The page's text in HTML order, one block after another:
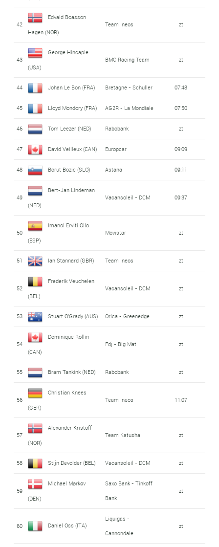
42
Edvald Boasson
Hagen (NOR)
Team Ineos zt
43
George Hincapie
(USA)
BMC Racing Team zt
44 Johan Le Bon (FRA) Bretagne - Schuller 07:48
45 Lloyd Mondory (FRA) AG2R - La Mondiale 07:50
46 Tom Leezer (NED) Rabobank zt
47 David Veilleux (CAN) Europcar 09:09
48 Borut Bozic (SLO) Astana 09:11
49
Bert-Jan Lindeman
(NED)
Vacansoleil - DCM 09:37
50
Imanol Erviti Ollo
(ESP)
Movistar zt
51 Ian Stannard (GBR) Team Ineos zt
52
Frederik Veuchelen
(BEL)
Vacansoleil - DCM zt
53 Stuart O'Grady (AUS) Orica - Greenedge zt
54
Dominique Rollin
(CAN)
Fdj - Big Mat zt
55 Bram Tankink (NED) Rabobank zt
56
Christian Knees
(GER)
Team Ineos 11:07
57
Alexander Kristoff
(NOR)
Team Katusha zt
58 Stijn Devolder (BEL) Vacansoleil - DCM zt
59
Michael Mørkøv
(DEN)
Saxo Bank - Tinkoff
Bank
zt
60 Daniel Oss (ITA)
Liquigas -
Cannondale
zt